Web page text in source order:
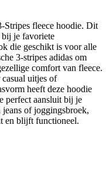
Stripes fleece hoodie. Dit
bij je favoriete
die geschikt is voor alle
3-stripes adidas om
comfort van fleece.
uitjes of
heeft deze hoodie
perfect aansluit bij je
of joggingsbroek,
en blijft functioneel.